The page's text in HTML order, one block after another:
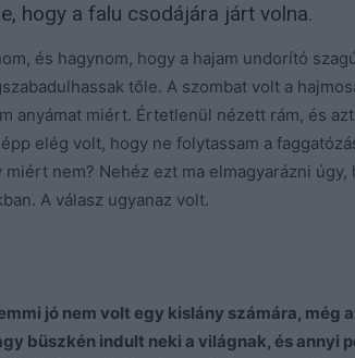
hogy a falu csodájára járt volna.
és hagynom, hogy a hajam undorító
tőle. A szombat volt a
anyámat miért. Értetlenül nézett rám, és
elég volt, hogy ne folytassam a
nem? Nehéz ezt ma elmagyarázni úgy,
A válasz ugyanaz volt.
jó nem volt egy kislány számára, még
büszkén indult neki a világnak, és annyi